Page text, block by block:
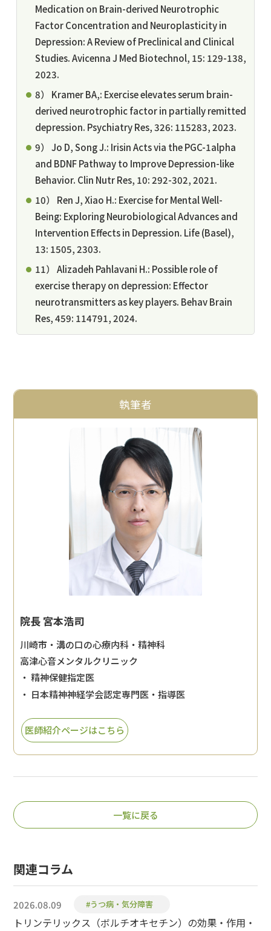
Medication on Brain-derived Neurotrophic
Factor Concentration and Neuroplasticity in
Depression: A Review of Preclinical and Clinical
Studies. Avicenna J Med Biotechnol, 15: 129-138,
2023.
8） Kramer BA,: Exercise elevates serum brain-
derived neurotrophic factor in partially remitted
depression. Psychiatry Res, 326: 115283, 2023.
9） Jo D, Song J.: Irisin Acts via the PGC-1alpha
and BDNF Pathway to Improve Depression-like
Behavior. Clin Nutr Res, 10: 292-302, 2021.
10） Ren J, Xiao H.: Exercise for Mental Well-
Being: Exploring Neurobiological Advances and
Intervention Effects in Depression. Life (Basel),
13: 1505, 2303.
11） Alizadeh Pahlavani H.: Possible role of
exercise therapy on depression: Effector
neurotransmitters as key players. Behav Brain
Res, 459: 114791, 2024.
執筆者
院長 宮本浩司
川崎市・溝の口の心療内科・精神科
高津心音メンタルクリニック
・ 精神保健指定医
・ 日本精神神経学会認定専門医・指導医
医師紹介ページはこちら
一覧に戻る
関連コラム
2026.08.09 #うつ病・気分障害
トリンテリックス（ボルチオキセチン）の効果・作用・